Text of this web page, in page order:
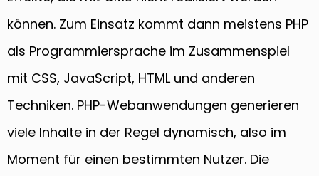
können. Zum Einsatz kommt dann meistens PHP
als Programmiersprache im Zusammenspiel
mit CSS, JavaScript, HTML und anderen
Techniken. PHP-Webanwendungen generieren
viele Inhalte in der Regel dynamisch, also im
Moment für einen bestimmten Nutzer. Die